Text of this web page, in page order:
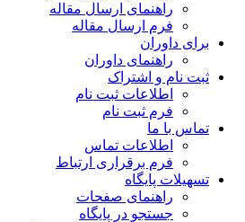
راهنمای ارسال مقاله
فرم ارسال مقاله
برای داوران
راهنمای داوران
ثبت نام و اشتراک
اطلاعات ثبت نام
فرم ثبت نام
تماس با ما
اطلاعات تماس
فرم برقراری ارتباط
تسهیلات پایگاه
راهنمای صفحات
جستجو در پایگاه